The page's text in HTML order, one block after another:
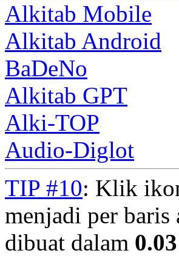
Alkitab Mobile
Alkitab Android
BaDeNo
Alkitab GPT
Alki-TOP
Audio-Diglot
TIP #10: Klik
menjadi per baris
dibuat dalam 0.03